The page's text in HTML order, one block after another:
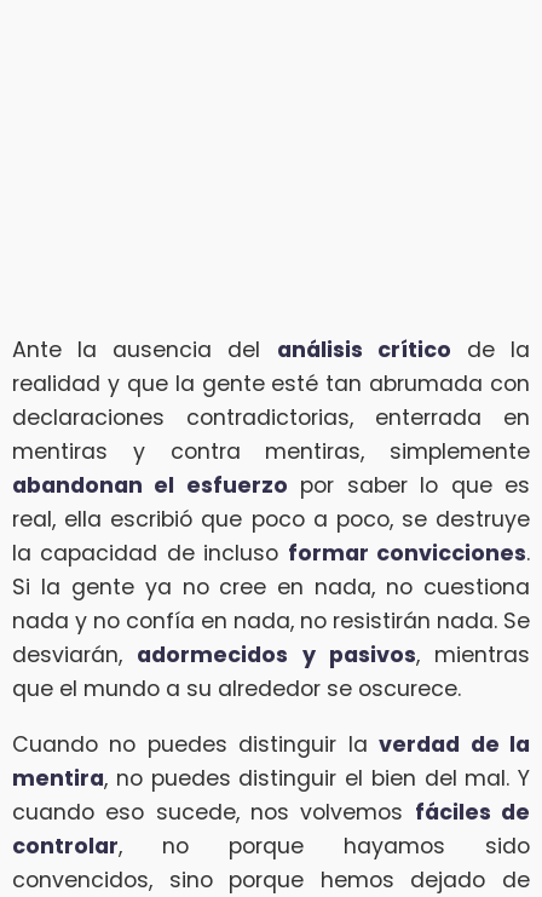
Ante la ausencia del análisis crítico de la
realidad y que la gente esté tan abrumada con
declaraciones contradictorias, enterrada en
mentiras y contra mentiras, simplemente
abandonan el esfuerzo por saber lo que es
real, ella escribió que poco a poco, se destruye
la capacidad de incluso formar convicciones.
Si la gente ya no cree en nada, no cuestiona
nada y no confía en nada, no resistirán nada. Se
desviarán, adormecidos y pasivos, mientras
que el mundo a su alrededor se oscurece.
Cuando no puedes distinguir laverdad de la
mentira, no puedes distinguir el bien del mal. Y
cuando eso sucede, nos volvemos fáciles de
controlar, no porque hayamos sido
convencidos, sino porque hemos dejado de